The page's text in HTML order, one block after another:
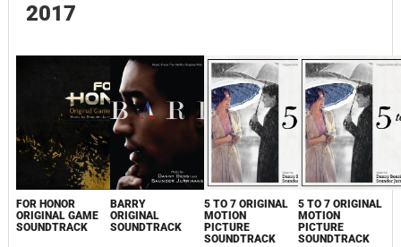
2017
FOR HONOR
ORIGINAL GAME
SOUNDTRACK
BARRY
ORIGINAL
SOUNDTRACK
5 TO 7 ORIGINAL
MOTION
PICTURE
SOUNDTRACK
5 TO 7 ORIGINAL
MOTION
PICTURE
SOUNDTRACK